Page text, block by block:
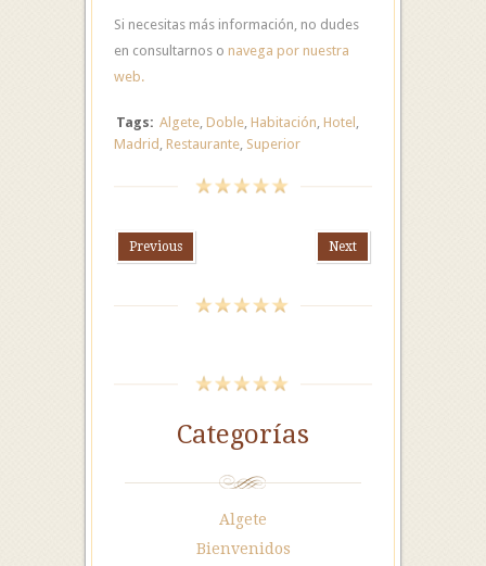
Si necesitas más información, no dudes
en consultarnos o navega por nuestra
web.
Tags: Algete Doble Habitación Hotel
Madrid Restaurante Superior
Previous Next
Categorías
Algete
Bienvenidos